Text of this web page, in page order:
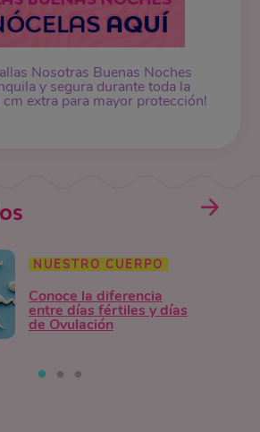
Nosotras Buenas Noches
y segura durante toda la
cm extra para mayor protección!
NUESTRO CUERPO
Conoce la diferencia
entre días fértiles y días
de Ovulación